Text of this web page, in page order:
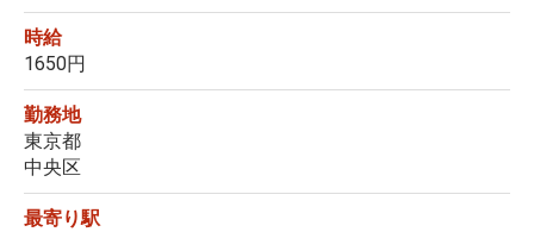
時給
1650円
勤務地
東京都
中央区
最寄り駅